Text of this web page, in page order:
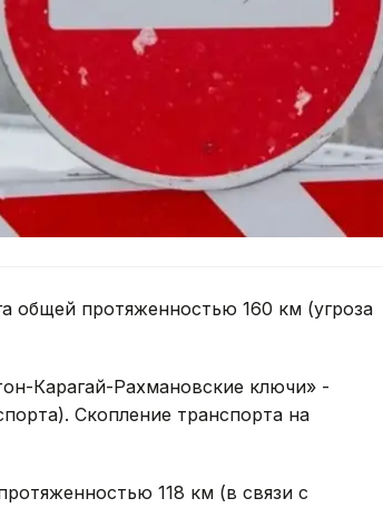
общей протяженностью 160 км (угроза
Карагай-Рахмановские ключи» -
Скопление транспорта на
118 км (в связи с